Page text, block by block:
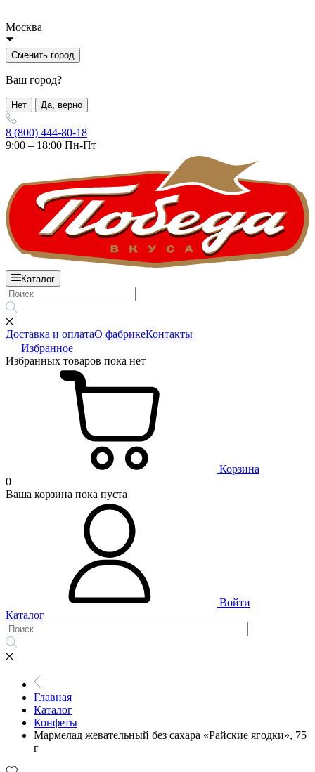
Москва
Сменить город
Ваш город?
Нет Да, верно
8 (800) 444-80-18
9:00 – 18:00 Пн-Пт
Каталог
Доставка и оплатаО фабрикеКонтакты
Избранное
Избранных товаров пока нет
Корзина
0
Ваша корзина пока пуста
Войти
Каталог
Главная
Каталог
Конфеты
Мармелад жевательный без сахара «Райские ягодки», 75
г